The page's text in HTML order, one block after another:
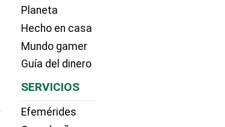
Planeta
Hecho en casa
Mundo gamer
Guía del dinero
SERVICIOS
Efemérides